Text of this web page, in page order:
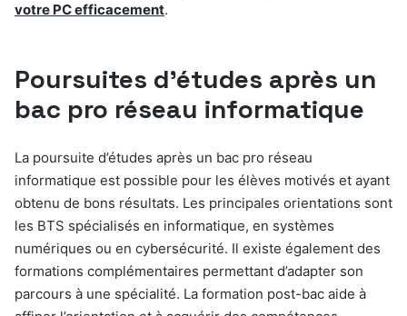
votre PC efficacement.
Poursuites d’études après un
bac pro réseau informatique
La poursuite d’études après un bac pro réseau
informatique est possible pour les élèves motivés et ayant
obtenu de bons résultats. Les principales orientations sont
les BTS spécialisés en informatique, en systèmes
numériques ou en cybersécurité. Il existe également des
formations complémentaires permettant d’adapter son
parcours à une spécialité. La formation post-bac aide à